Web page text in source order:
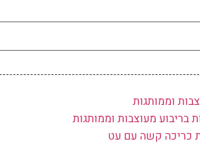
וממותגות
בריבוע מעוצבות וממותגות
כריכה קשה עם עט